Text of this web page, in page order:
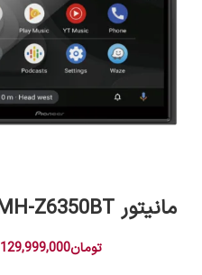
افزودن به سبد خرید مانیتور DMH-Z6350BT پایونیر
تومان129,999,000